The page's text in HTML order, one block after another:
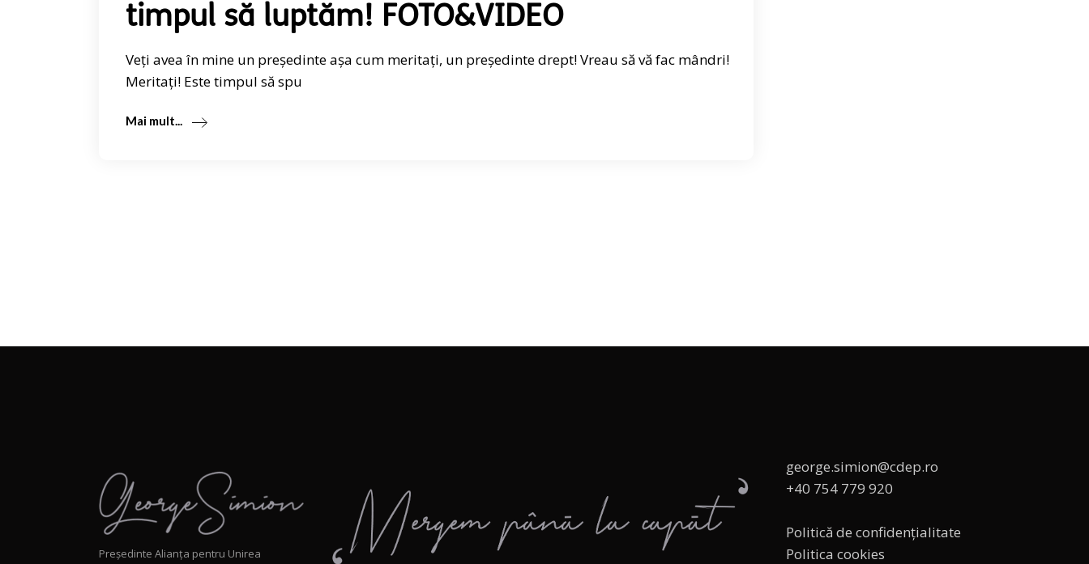
timpul să luptăm! FOTO&VIDEO
Veți avea în mine un președinte așa cum meritați, un președinte drept! Vreau să vă fac mândri!
Meritați! Este timpul să spu
Mai mult...
Președinte Alianța pentru Unirea
george.simion@cdep.ro
+40 754 779 920
Politică de confidențialitate
Politica cookies